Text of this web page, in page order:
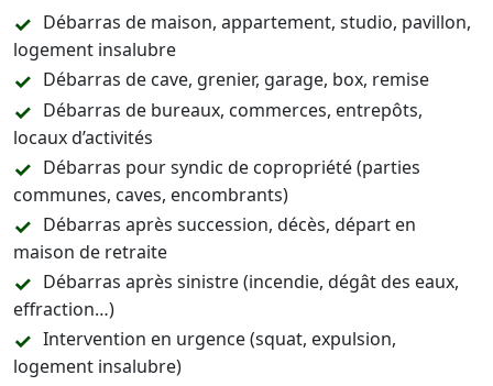
Débarras de maison, appartement, studio, pavillon,
logement insalubre
Débarras de cave, grenier, garage, box, remise
Débarras de bureaux, commerces, entrepôts,
locaux d’activités
Débarras pour syndic de copropriété (parties
communes, caves, encombrants)
Débarras après succession, décès, départ en
maison de retraite
Débarras après sinistre (incendie, dégât des eaux,
effraction…)
Intervention en urgence (squat, expulsion,
logement insalubre)